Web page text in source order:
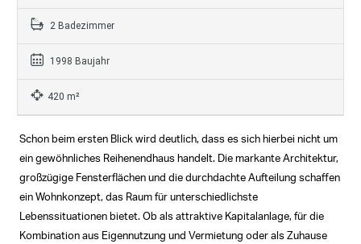
2 Badezimmer
1998 Baujahr
420 m²
Schon beim ersten Blick wird deutlich, dass es sich hierbei nicht um
ein gewöhnliches Reihenendhaus handelt. Die markante Architektur,
großzügige Fensterflächen und die durchdachte Aufteilung schaffen
ein Wohnkonzept, das Raum für unterschiedlichste
Lebenssituationen bietet. Ob als attraktive Kapitalanlage, für die
Kombination aus Eigennutzung und Vermietung oder als Zuhause